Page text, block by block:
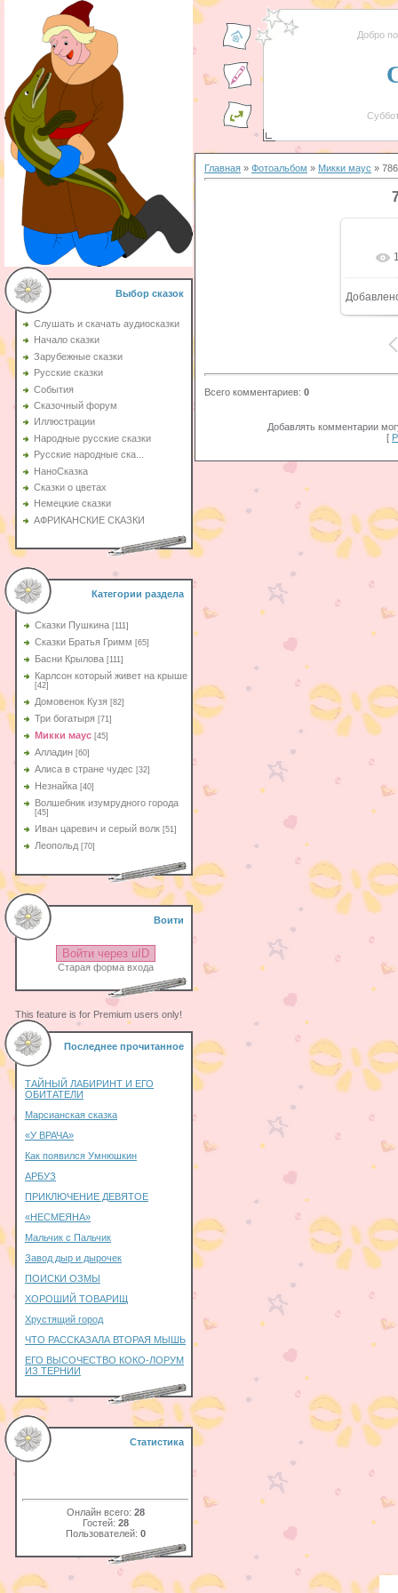
Выбор сказок
Слушать и скачать аудиосказки
Начало сказки
Зарубежные сказки
Русские сказки
События
Сказочный форум
Иллюстрации
Народные русские сказки
Русские народные ска...
НаноСказка
Сказки о цветах
Немецкие сказки
АФРИКАНСКИЕ СКАЗКИ
Категории раздела
Сказки Пушкина [111]
Сказки Братья Гримм [65]
Басни Крылова [111]
Карлсон который живет на крыше
[42]
Домовенок Кузя [82]
Три богатыря [71]
Микки маус [45]
Алладин [60]
Aлиса в стране чудес [32]
Незнайка [40]
Волшебник изумрудного города
[45]
Иван царевич и серый волк [51]
Леопольд [70]
Воити
Войти через uID
Старая форма входа
This feature is for Premium users only!
Последнее прочитанное
ТАЙНЫЙ ЛАБИРИНТ И ЕГО
ОБИТАТЕЛИ
Марсианская сказка
«У ВРАЧА»
Как появился Умнюшкин
АРБУЗ
ПРИКЛЮЧЕНИЕ ДЕВЯТОЕ
«НЕСМЕЯНА»
Мальчик с Пальчик
Завод дыр и дырочек
ПОИСКИ ОЗМЫ
ХОРОШИЙ ТОВАРИЩ
Хрустящий город
ЧТО РАССКАЗАЛА ВТОРАЯ МЫШЬ
ЕГО ВЫСОЧЕСТВО КОКО-ЛОРУМ
ИЗ ТЕРНИИ
Статистика
Онлайн всего: 28
Гостей: 28
Пользователей: 0
Добро
Главная » Фотоальбом » Микки маус »
Всего комментариев: 0
Добавлять комментарии
[